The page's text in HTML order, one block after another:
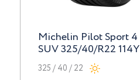
Michelin Pilot Sport 4
SUV 325/40/R22 114Y
325 / 40 / 22